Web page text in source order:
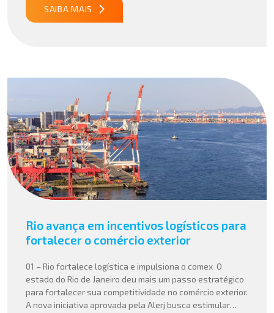
complexos, […]
SAIBA MAIS
Rio avança em incentivos logísticos para
fortalecer o comércio exterior
01 – Rio fortalece logística e impulsiona o comex O
estado do Rio de Janeiro deu mais um passo estratégico
para fortalecer sua competitividade no comércio exterior.
A nova iniciativa aprovada pela Alerj busca estimular